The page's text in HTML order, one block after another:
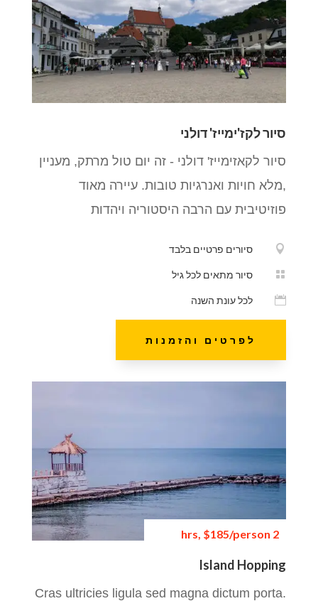
סיור לקז'ימייז' דולני
סיור לקאזימייז' דולני - זה יום טול מרתק, מעניין
,מלא חויות ואנרגיות טובות. עיירה מאוד
פוזיטיבית עם הרבה היסטוריה ויהדות
 סיורים פרטיים בלבד
 סיור מתאים לכל גיל
 לכל עונת השנה
לפרטים והזמנות
2 hrs, $185/person
Island Hopping
Cras ultricies ligula sed magna dictum porta.